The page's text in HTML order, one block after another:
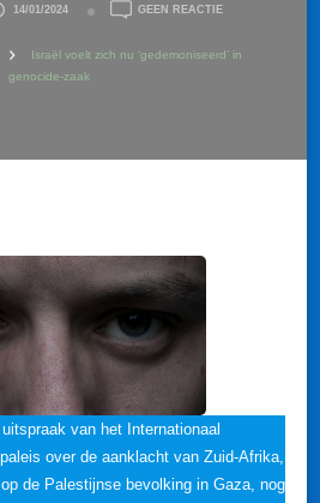
14/01/2024 GEEN REACTIEOP
ZICH
Israël voelt zich nu ‘gedemoniseerd’ in
genocide-zaak
van het Internationaal
over de aanklacht van Zuid-Afrika,
de Palestijnse bevolking in Gaza, nog